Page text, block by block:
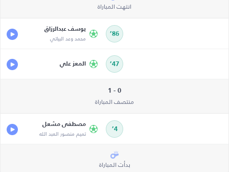
انتهت المباراة
86’
يوسف عبدالرزاق
محمد وعد البياتي
47’ المعز علي
0 - 1
منتصف المباراة
4’
مصطفى مشعل
تميم منصور العبد الله
بدأت المباراة